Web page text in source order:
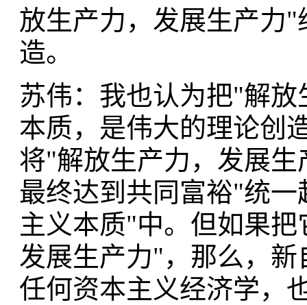
放生产力，发展生产力
造。
苏伟：我也认为把"解
本质，是伟大的理论创
将"解放生产力，发展
最终达到共同富裕"统
主义本质"中。但如果
发展生产力"，那么，
任何资本主义经济学，